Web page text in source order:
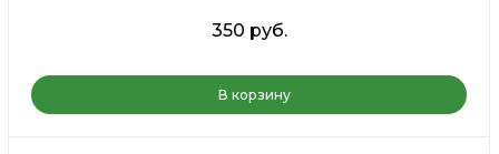
350 руб.
В корзину